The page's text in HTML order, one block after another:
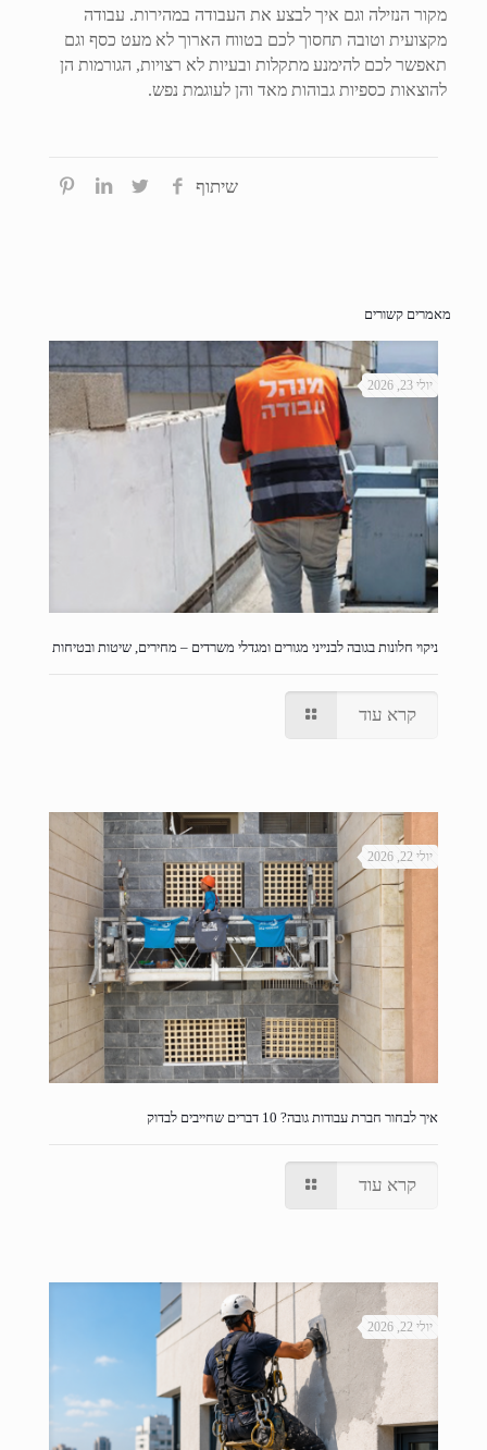
מקור הנזילה וגם איך לבצע את העבודה במהירות. עבודה
מקצועית וטובה תחסוך לכם בטווח הארוך לא מעט כסף וגם
תאפשר לכם להימנע מתקלות ובעיות לא רצויות, הגורמות הן
להוצאות כספיות גבוהות מאד והן לעוגמת נפש.
שיתוף
מאמרים קשורים
יולי 23, 2026
ניקוי חלונות בגובה לבנייני מגורים ומגדלי משרדים – מחירים, שיטות ובטיחות
קרא עוד
יולי 22, 2026
איך לבחור חברת עבודות גובה? 10 דברים שחייבים לבדוק
קרא עוד
יולי 22, 2026